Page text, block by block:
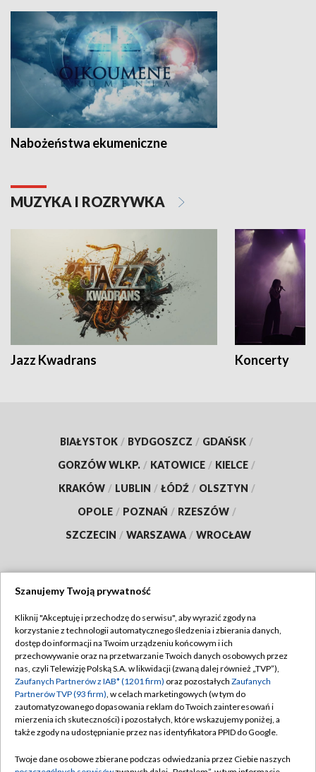
Nabożeństwa ekumeniczne
MUZYKA I ROZRYWKA
Jazz Kwadrans Koncerty
BIAŁYSTOK / BYDGOSZCZ / GDAŃSK /
GORZÓW WLKP. / KATOWICE / KIELCE /
KRAKÓW / LUBLIN / ŁÓDŹ / OLSZTYN /
OPOLE / POZNAŃ / RZESZÓW /
SZCZECIN / WARSZAWA / WROCŁAW
TVP
Abonament TVP
Emisja w TVP
Centrum informacji TVP
Naziemna Telewizja Cyfrowa
Regulamin TVP
Polityka prywatności
Moje zgody
Pomoc
Szanujemy Twoją prywatność
Kliknij "Akceptuję i przechodzę do serwisu", aby wyrazić zgody na
korzystanie z technologii automatycznego śledzenia i zbierania danych,
dostęp do informacji na Twoim urządzeniu końcowym i ich
przechowywanie oraz na przetwarzanie Twoich danych osobowych przez
nas, czyli Telewizję Polską S.A. w likwidacji (zwaną dalej również „TVP”),
Zaufanych Partnerów z IAB* (1201 firm) oraz pozostałych Zaufanych
Partnerów TVP (93 firm), w celach marketingowych (w tym do
zautomatyzowanego dopasowania reklam do Twoich zainteresowań i
mierzenia ich skuteczności) i pozostałych, które wskazujemy poniżej, a
także zgody na udostępnianie przez nas identyfikatora PPID do Google.
Twoje dane osobowe zbierane podczas odwiedzania przez Ciebie naszych